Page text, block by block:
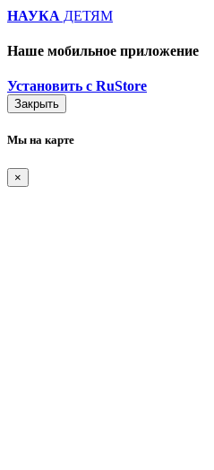
НАУКА ДЕТЯМ
Наше мобильное приложение
Установить с RuStore
Закрыть
Мы на карте
×